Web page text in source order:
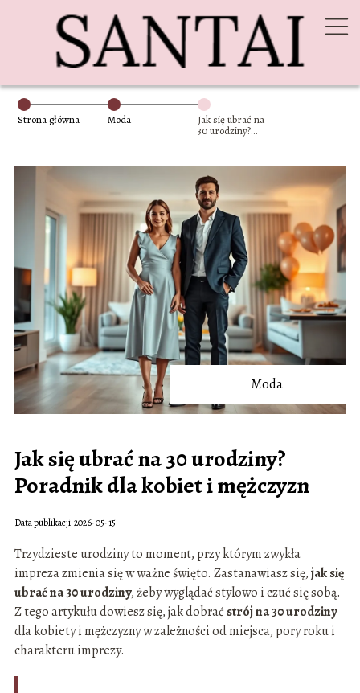
Strona główna Moda
Jak się ubrać na
30 urodziny?
Moda
Jak się ubrać na 30 urodziny?
Poradnik dla kobiet i mężczyzn
Data publikacji: 2026-05-15
Trzydzieste urodziny to moment, przy którym zwykła
impreza zmienia się w ważne święto. Zastanawiasz się,jak się
ubrać na 30 urodziny, żeby wyglądać stylowo i czuć się sobą.
Z tego artykułu dowiesz się, jak dobrać strój na 30 urodziny
dla kobiety i mężczyzny w zależności od miejsca, pory roku i
charakteru imprezy.